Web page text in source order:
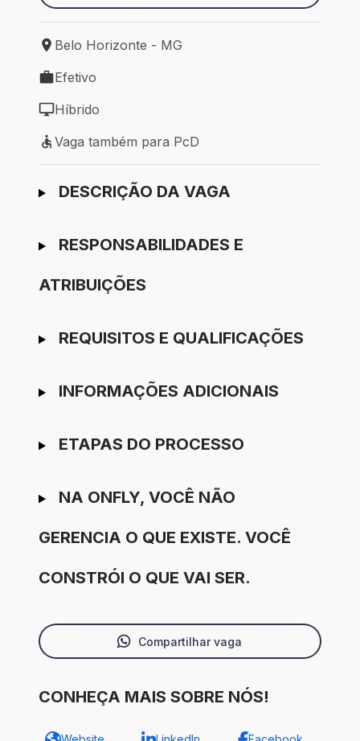
Local de trabalho: Belo Horizonte - MG
Belo Horizonte - MG
Tipo de vaga: Efetivo
Efetivo
Modelo de trabalho: Híbrido
Híbrido
Vaga também para PcD
Vaga também para PcD
Ir para candidatura
DESCRIÇÃO DA VAGA
RESPONSABILIDADES E
ATRIBUIÇÕES
REQUISITOS E QUALIFICAÇÕES
INFORMAÇÕES ADICIONAIS
ETAPAS DO PROCESSO
NA ONFLY, VOCÊ NÃO
GERENCIA O QUE EXISTE. VOCÊ
CONSTRÓI O QUE VAI SER.
Compartilhar vaga
CONHEÇA MAIS SOBRE NÓS!